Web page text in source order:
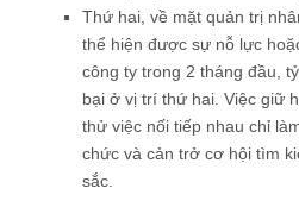
Thứ hai, về mặt quản trị
thể hiện được sự nỗ lực
công ty trong 2 tháng đầu,
bại ở vị trí thứ hai. Việc giữ
thử việc nối tiếp nhau chỉ
chức và cản trở cơ hội tìm
sắc.